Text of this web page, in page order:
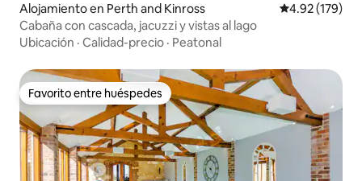
Alojamiento en Perth and Kinross Calificación
4.92 (179)
Cabaña con cascada, jacuzzi y vistas al lago
Ubicación · Calidad-precio · Peatonal
Favorito entre huéspedes
Favorito entre huéspedes